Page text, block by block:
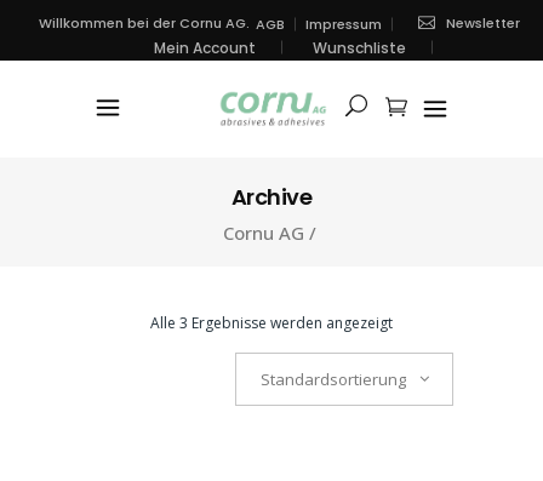
Willkommen bei der Cornu AG. AGB Impressum Newsletter
Mein Account Wunschliste
Archive
Cornu AG /
Alle 3 Ergebnisse werden angezeigt
Standardsortierung